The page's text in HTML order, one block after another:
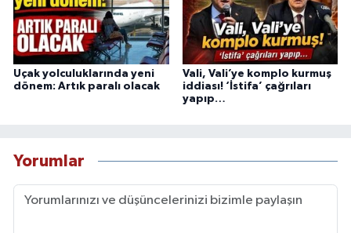
Uçak yolculuklarında yeni
dönem: Artık paralı olacak
Vali, Vali’ye komplo kurmuş
iddiası! ‘İstifa’ çağrıları
yapıp…
Yorumlar